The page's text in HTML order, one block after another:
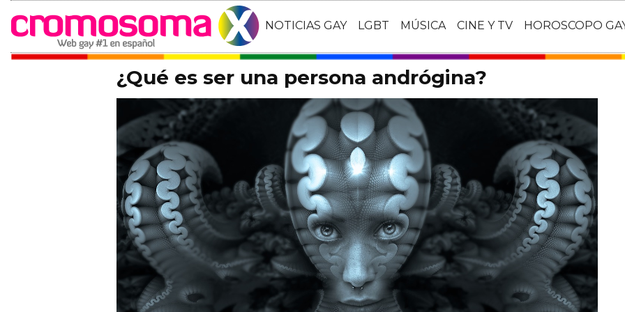
NOTICIAS GAY LGBT MÚSICA CINE Y TV HOROSCOPO
¿Qué es ser una persona andrógina?